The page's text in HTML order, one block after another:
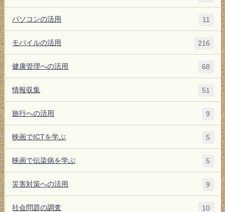
パソコンの活用 11
モバイルの活用 216
健康管理への活用 68
情報収集 51
旅行への活用 9
映画でICTを学ぶ 5
映画で伝染病を学ぶ 5
災害対策への活用 9
社会問題の調査 10